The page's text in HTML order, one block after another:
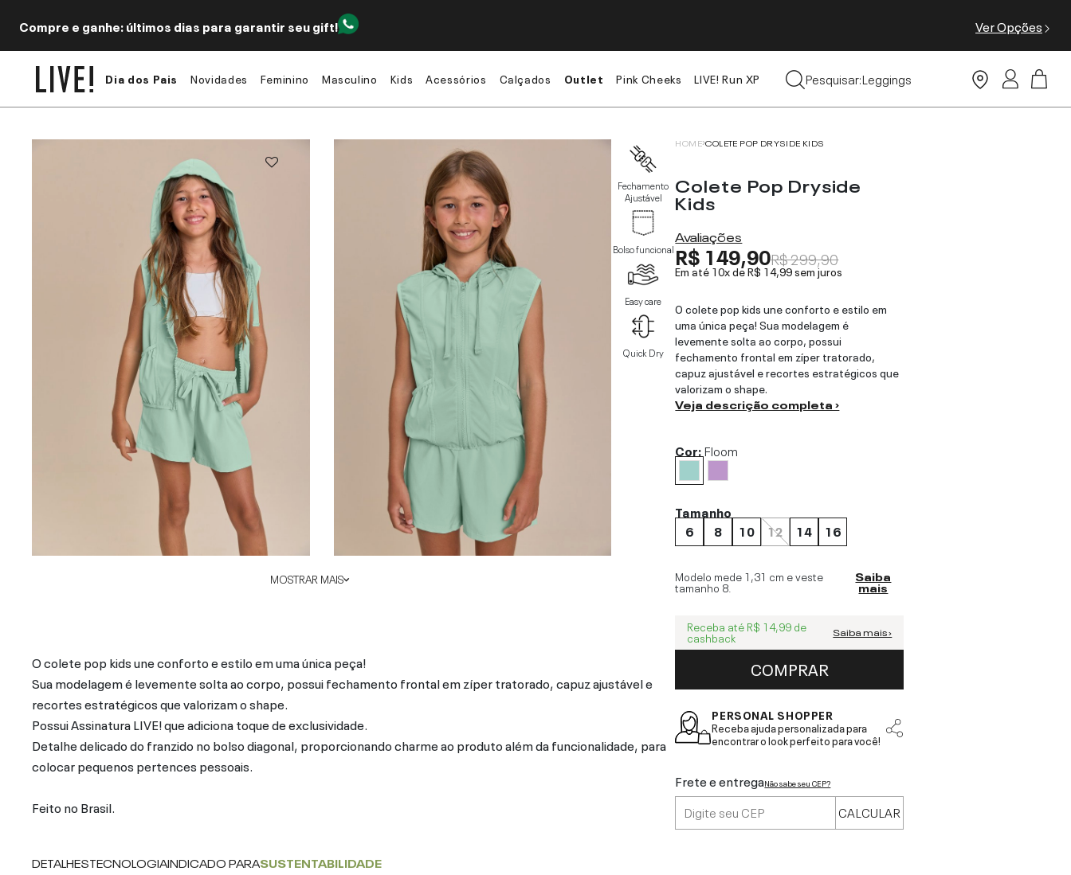
Compre e ganhe: últimos dias para garantir seu gift! Ver Opções
Dia dos Pais Novidades Feminino Masculino Kids Acessórios Calçados Outlet Pink Cheeks LIVE! Run XP
Pesquisar:
Tops
Leggings
MOSTRAR MAIS
Fechamento
Ajustável
Bolso funcional
Easy care
Quick Dry
O colete pop kids une conforto e estilo em uma única peça!
Sua modelagem é levemente solta ao corpo, possui fechamento frontal em zíper tratorado, capuz ajustável e
recortes estratégicos que valorizam o shape.
Possui Assinatura LIVE! que adiciona toque de exclusividade.
Detalhe delicado do franzido no bolso diagonal, proporcionando charme ao produto além da funcionalidade, para
colocar pequenos pertences pessoais.
Feito no Brasil.
DETALHESTECNOLOGIAINDICADO PARASUSTENTABILIDADE
HOME COLETE POP DRYSIDE KIDS
Colete Pop Dryside
Kids
Avaliações
R$ 149,90R$ 299,90
Em até 10x deR$ 14,99sem juros
O colete pop kids une conforto e estilo em
uma única peça! Sua modelagem é
levemente solta ao corpo, possui
fechamento frontal em zíper tratorado,
capuz ajustável e recortes estratégicos que
valorizam o shape.
Veja descrição completa ›
Cor:Floom
Tamanho
6
8 10 12 14 16
Modelo mede 1,31 cm e veste
tamanho 8
Saiba
mais
Receba até R$ 14,99 de
cashback Saiba mais ›
COMPRAR
PERSONAL SHOPPER
Receba ajuda personalizada para
encontrar o look perfeito para você!
Frete e entregaNão sabe seu CEP?
CALCULAR